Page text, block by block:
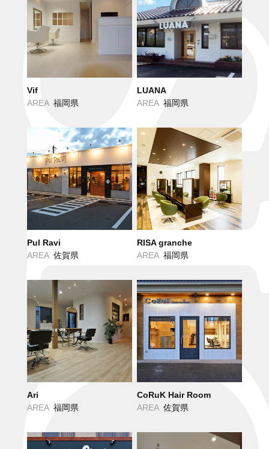
Vif
AREA 福岡県
LUANA
AREA 福岡県
Pul Ravi
AREA 佐賀県
RISA granche
AREA 福岡県
Ari
AREA 福岡県
CoRuK Hair Room
AREA 佐賀県